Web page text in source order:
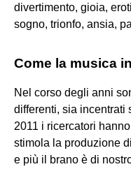
divertimento, gioia,
sogno, trionfo, ansia,
Come la musica
Nel corso degli anni
differenti, sia incentrati
2011 i ricercatori
stimola la produzione
e più il brano è di